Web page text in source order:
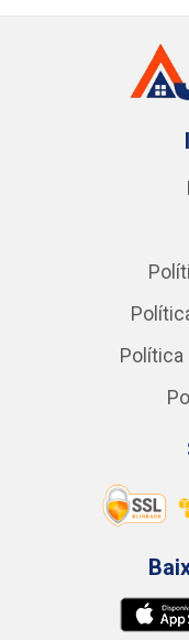
Política